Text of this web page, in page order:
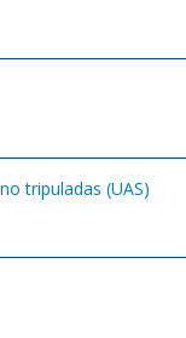
tripuladas (UAS)